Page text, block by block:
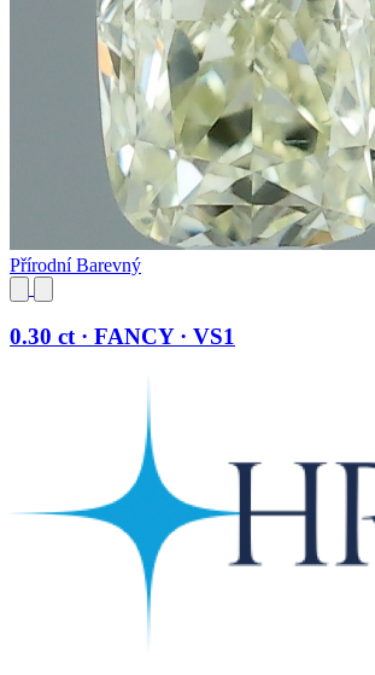
Přírodní Barevný
0.30 ct · FANCY · VS1